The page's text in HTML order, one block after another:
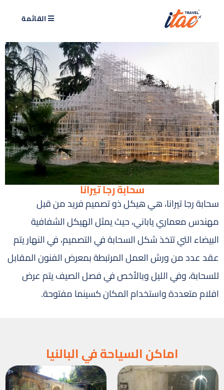
القائمة
سحابة رجا تيرانا
سحابة رجا تيرانا، هي هيكل ذو تصميم فريد من قبل
مهندس معماري ياباني، حيث يمثل الهيكل الشفافية
البيضاء التي تتخذ شكل السحابة في التصميم، في النهار يتم
عقد عدد من ورش العمل المرتبطة بمعرض الفنون المقابل
للسحابة، وفي الليل وبالأخص في فصل الصيف يتم عرض
افلام متعددة واستخدام المكان كسينما مفتوحة.
اماكن السياحة في البالنيا